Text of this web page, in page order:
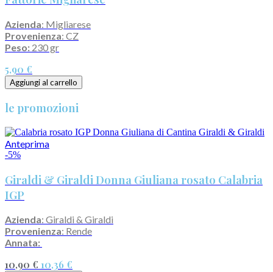
Azienda: Migliarese
Provenienza: CZ
Peso: 230 gr
5,90 €
Aggiungi al carrello
le promozioni
Anteprima
-5%
Giraldi & Giraldi Donna Giuliana rosato Calabria
IGP
Azienda: Giraldi & Giraldi
Provenienza: Rende
Annata:
10,90 € 10,36 €